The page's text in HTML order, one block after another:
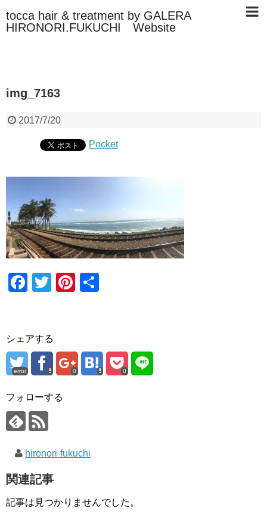
tocca hair & treatment by GALERA
HIRONORI.FUKUCHI Website
img_7163
2017/7/20
Pocket
F
e
b
o
o
k
T
er
Pi
st
シェアする
error 0 0
フォローする
hironori-fukuchi
関連記事
記事は見つかりませんでした。